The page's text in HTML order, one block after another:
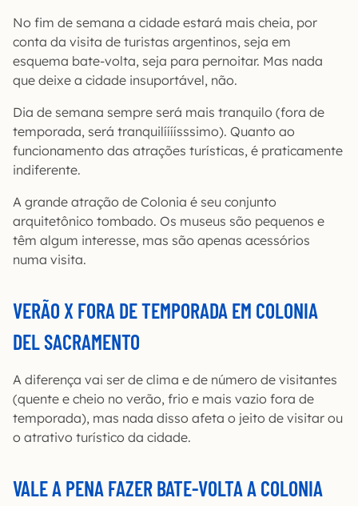
No fim de semana a cidade estará mais cheia, por
conta da visita de turistas argentinos, seja em
esquema bate-volta, seja para pernoitar. Mas nada
que deixe a cidade insuportável, não.
Dia de semana sempre será mais tranquilo (fora de
temporada, será tranquilíííísssimo). Quanto ao
funcionamento das atrações turísticas, é praticamente
indiferente.
A grande atração de Colonia é seu conjunto
arquitetônico tombado. Os museus são pequenos e
têm algum interesse, mas são apenas acessórios
numa visita.
VERÃO X FORA DE TEMPORADA EM COLONIA
DEL SACRAMENTO
A diferença vai ser de clima e de número de visitantes
(quente e cheio no verão, frio e mais vazio fora de
temporada), mas nada disso afeta o jeito de visitar ou
o atrativo turístico da cidade.
VALE A PENA FAZER BATE-VOLTA A COLONIA